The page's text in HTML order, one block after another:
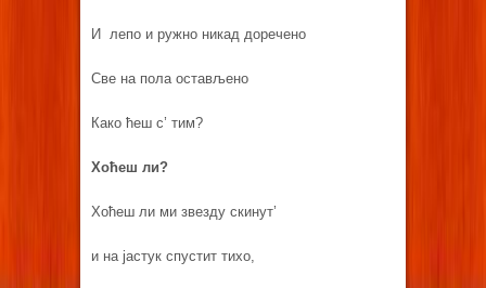
И лепо и ружно никад доречено
Све на пола остављено
Како ћеш с’ тим?
Хоћеш ли?
Хоћеш ли ми звезду скинут’
и на јастук спустит тихо,